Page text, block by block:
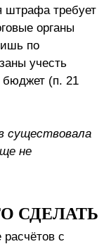
штрафа требует
органы
по
учесть
бюджет (п. 21
существовала
не
СДЕЛАТЬ
с